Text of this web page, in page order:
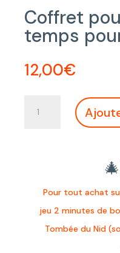
Coffret
temps
12,00€
temps
Pour tout achat
jeu 2 minutes de
Tombée du Nid